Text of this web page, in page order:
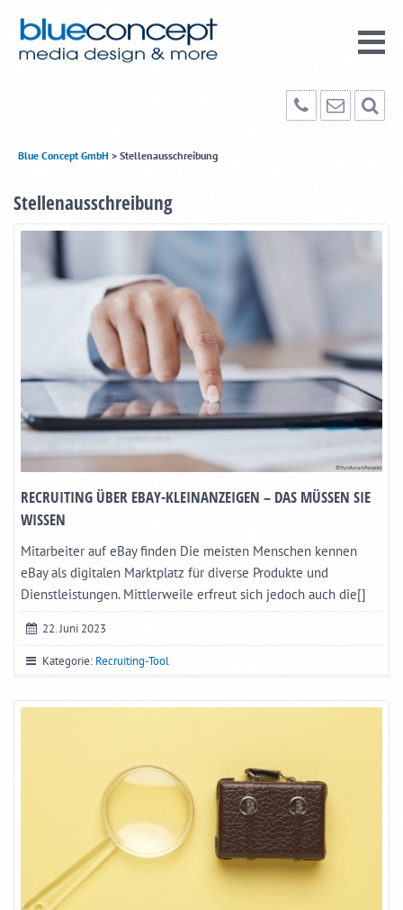
Blue Concept GmbH > Stellenausschreibung
Stellenausschreibung
RECRUITING ÜBER EBAY-KLEINANZEIGEN – DAS MÜSSEN SIE
WISSEN
Mitarbeiter auf eBay finden Die meisten Menschen kennen
eBay als digitalen Marktplatz für diverse Produkte und
Dienstleistungen. Mittlerweile erfreut sich jedoch auch die[]
22. Juni 2023
Kategorie: Recruiting-Tool